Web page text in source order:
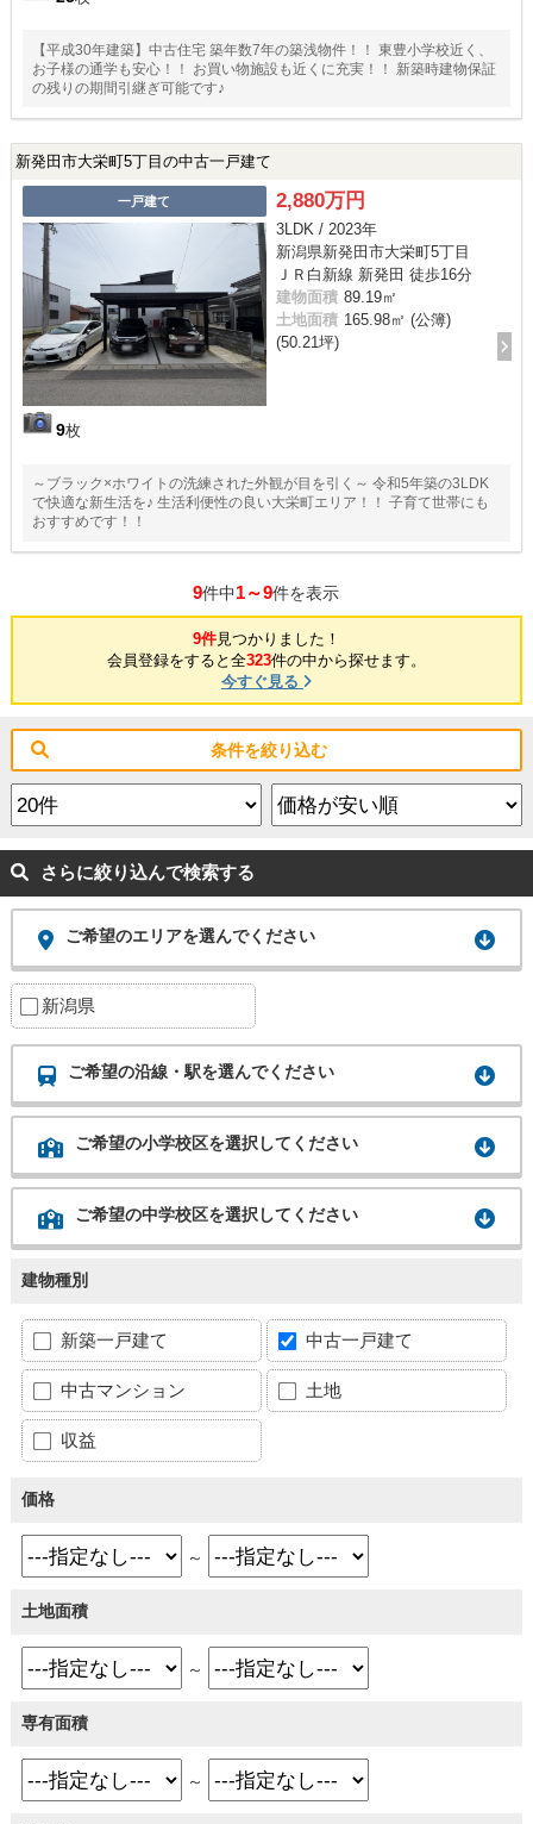
【平成30年建築】中古住宅 築年数7年の築浅物件！！ 東豊小学校近く、
お子様の通学も安心！！ お買い物施設も近くに充実！！ 新築時建物保証
の残りの期間引継ぎ可能です♪
新発田市大栄町5丁目の中古一戸建て
一戸建て
9枚
2,880万円
3LDK / 2023年
新潟県新発田市大栄町5丁目
ＪＲ白新線 新発田 徒歩16分
建物面積 89.19㎡
土地面積 165.98㎡ (公簿)
(50.21坪)
～ブラック×ホワイトの洗練された外観が目を引く～ 令和5年築の3LDK
で快適な新生活を♪ 生活利便性の良い大栄町エリア！！ 子育て世帯にも
おすすめです！！
9件中1～9件を表示
9件見つかりました！
会員登録をすると全323件の中から探せます。
今すぐ見る
条件を絞り込む
さらに絞り込んで検索する
ご希望のエリアを選んでください
新潟県
ご希望の沿線・駅を選んでください
ご希望の小学校区を選択してください
ご希望の中学校区を選択してください
建物種別
新築一戸建て 中古一戸建て
中古マンション 土地
収益
価格
～
土地面積
～
専有面積
～